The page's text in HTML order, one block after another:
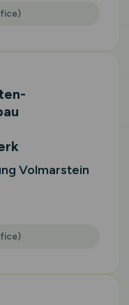
Volmarstein